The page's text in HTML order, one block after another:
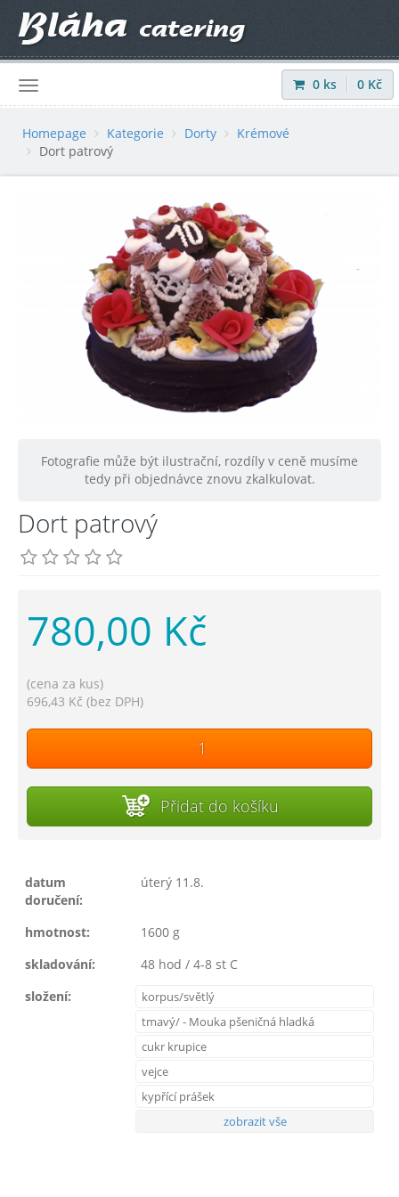
Přihlásit |Registrovat
0 ks 0 Kč
Homepage Kategorie Dorty
Krémové
Dort patrový
Fotografie může být ilustrační, rozdíly v ceně musíme
tedy při objednávce znovu zkalkulovat.
Dort patrový
780,00 Kč
(cena za kus)
696,43 Kč (bez DPH)
Přidat do košíku
datum
doručení:
úterý 11.8.
hmotnost:
1600 g
skladování:
48 hod / 4-8 st C
složení:
korpus/světlý
tmavý/ - Mouka pšeničná hladká
cukr krupice
vejce
kypřící prášek
zobrazit vše